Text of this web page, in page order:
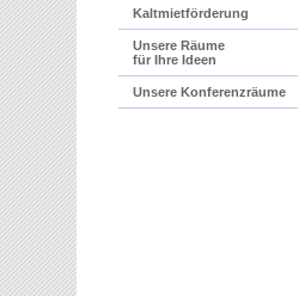
Kaltmietförderung
Unsere Räume
für Ihre Ideen
Unsere Konferenzräume